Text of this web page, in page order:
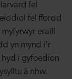
fel
fel ffordd
eraill
yn mynd i'r
hyd i gyfoedion
â nhw.